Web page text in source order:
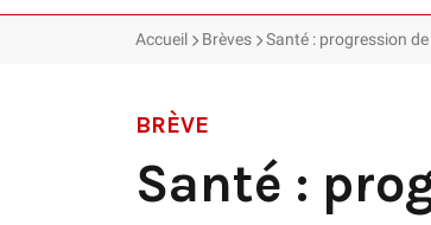
Accueil Brèves Santé : progression de
BRÈVE
Santé :